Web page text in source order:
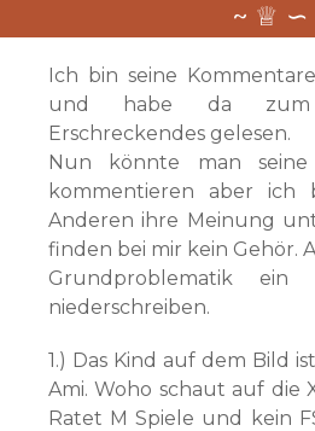
Ich bin seine
und habe da zum
Erschreckendes gelesen.
Nun könnte man seine
kommentieren aber ich
Anderen ihre Meinung
finden bei mir kein Gehör.
Grundproblematik ein
niederschreiben.
1.) Das Kind auf dem Bild
Ami. Woho schaut auf die
Ratet M Spiele und kein